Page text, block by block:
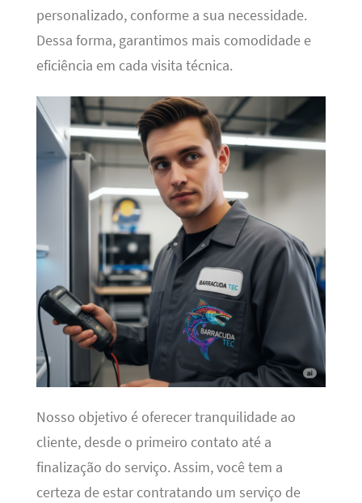
personalizado, conforme a sua necessidade.
Dessa forma, garantimos mais comodidade e
eficiência em cada visita técnica.
Nosso objetivo é oferecer tranquilidade ao
cliente, desde o primeiro contato até a
finalização do serviço. Assim, você tem a
certeza de estar contratando um serviço de